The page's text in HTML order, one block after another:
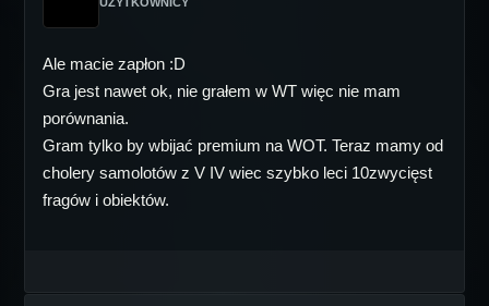
Ale macie zapłon :D
Gra jest nawet ok, nie grałem w WT więc nie mam
porównania.
Gram tylko by wbijać premium na WOT. Teraz mamy od
cholery samolotów z V IV wiec szybko leci 10zwycięst
fragów i obiektów.